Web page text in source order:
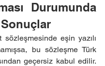
Durumunda
sözleşmesinde eşin yazılı
bu sözleşme Türk
geçersiz kabul edilir.